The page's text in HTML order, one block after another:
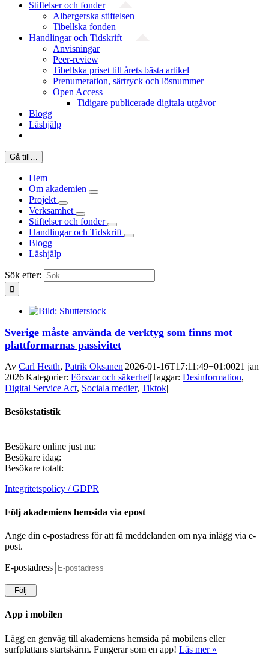
Stiftelser och fonder
Albergerska stiftelsen
Tibellska fonden
Handlingar och Tidskrift
Anvisningar
Peer-review
Tibellska priset till årets bästa artikel
Prenumeration, särtryck och lösnummer
Open Access
Tidigare publicerade digitala utgåvor
Blogg
Läshjälp
Gå till…
Hem
Om akademien
Projekt
Verksamhet
Stiftelser och fonder
Handlingar och Tidskrift
Blogg
Läshjälp
Sök efter:
Sverige måste använda de verktyg som finns mot
plattformarnas passivitet
Av Carl Heath, Patrik Oksanen|2026-01-16T17:11:49+01:0021 jan
2026|Kategorier: Försvar och säkerhet|Taggar: Desinformation,
Digital Service Act, Sociala medier, Tiktok|
Besökstatistik
Besökare online just nu:
Besökare idag:
Besökare totalt:
Integritetspolicy / GDPR
Följ akademiens hemsida via epost
Ange din e-postadress för att få meddelanden om nya inlägg via e-
post.
E-postadress
Följ
App i mobilen
Lägg en genväg till akademiens hemsida på mobilens eller
surfplattans startskärm. Fungerar som en app! Läs mer »